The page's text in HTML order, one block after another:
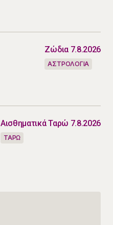
Ζώδια 7.8.2026
ΑΣΤΡΟΛΟΓΙΑ
Αισθηματικά Ταρώ 7.8.2026
ΤΑΡΩ